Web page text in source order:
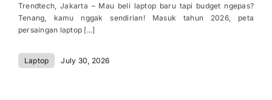
Trendtech, Jakarta – Mau beli laptop baru tapi budget ngepas?
Tenang, kamu nggak sendirian! Masuk tahun 2026, peta
persaingan laptop [...]
Laptop July 30, 2026